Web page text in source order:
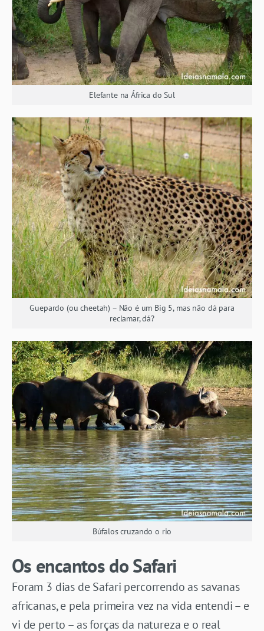
Elefante na África do Sul
Guepardo (ou cheetah) – Não é um Big 5, mas não dá para
reclamar, dá?
Búfalos cruzando o rio
Os encantos do Safari
Foram 3 dias de Safari percorrendo as savanas
africanas, e pela primeira vez na vida entendi – e
vi de perto – as forças da natureza e o real